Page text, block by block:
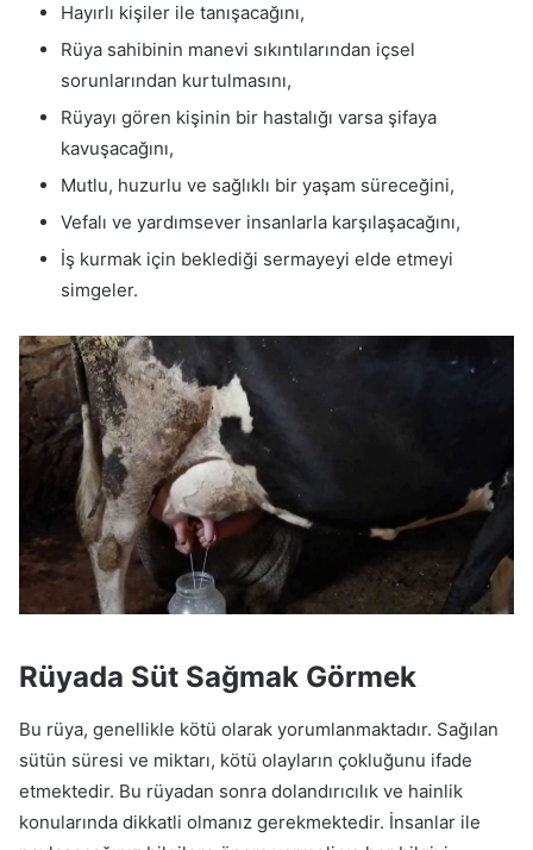
Hayırlı kişiler ile tanışacağını,
Rüya sahibinin manevi sıkıntılarından içsel
sorunlarından kurtulmasını,
Rüyayı gören kişinin bir hastalığı varsa şifaya
kavuşacağını,
Mutlu, huzurlu ve sağlıklı bir yaşam süreceğini,
Vefalı ve yardımsever insanlarla karşılaşacağını,
İş kurmak için beklediği sermayeyi elde etmeyi
simgeler.
Rüyada Süt Sağmak Görmek
Bu rüya, genellikle kötü olarak yorumlanmaktadır. Sağılan
sütün süresi ve miktarı, kötü olayların çokluğunu ifade
etmektedir. Bu rüyadan sonra dolandırıcılık ve hainlik
konularında dikkatli olmanız gerekmektedir. İnsanlar ile